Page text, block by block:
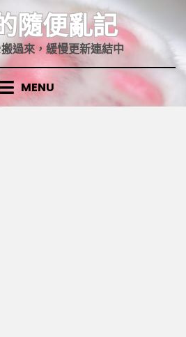
隨便亂記
過來，緩慢更新連結中
MENU